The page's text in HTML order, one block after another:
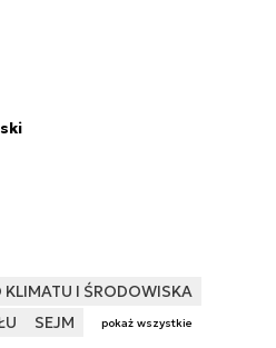
I ŚRODOWISKA
SEJM pokaż wszystkie